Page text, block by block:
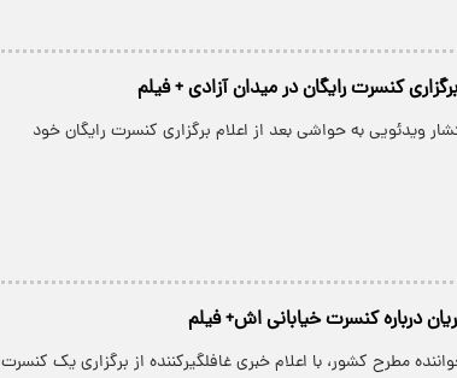
کنسرت رایگان در میدان آزادی + فیلم
ویدئویی به حواشی بعد از اعلام برگزاری کنسرت رایگان خود
درباره کنسرت خیابانی اش+ فیلم
مطرح کشور، با اعلام خبری غافلگیرکننده از برگزاری یک کنسرت